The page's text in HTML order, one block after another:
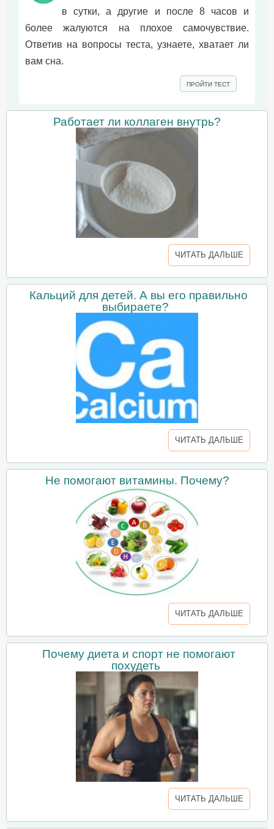
в сутки, а другие и после 8 часов и
более жалуются на плохое самочувствие.
Ответив на вопросы теста, узнаете, хватает ли
вам сна.
ПРОЙТИ ТЕСТ
Работает ли коллаген внутрь?
ЧИТАТЬ ДАЛЬШЕ
Кальций для детей. А вы его правильно
выбираете?
ЧИТАТЬ ДАЛЬШЕ
Не помогают витамины. Почему?
ЧИТАТЬ ДАЛЬШЕ
Почему диета и спорт не помогают
похудеть
ЧИТАТЬ ДАЛЬШЕ